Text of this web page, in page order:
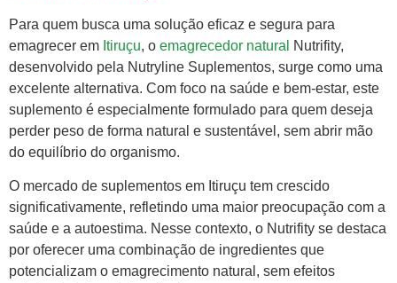
Para quem busca uma solução eficaz e segura para
emagrecer em Itiruçu, o emagrecedor natural
Nutrifity,
desenvolvido pela Nutryline Suplementos, surge como uma
excelente alternativa. Com foco na saúde e bem-estar, este
suplemento é especialmente formulado para quem deseja
perder peso de forma natural e sustentável, sem abrir mão
do equilíbrio do organismo.
O mercado de suplementos em Itiruçu tem crescido
significativamente, refletindo uma maior preocupação com a
saúde e a autoestima. Nesse contexto, o Nutrifity se destaca
por oferecer uma combinação de ingredientes que
potencializam o emagrecimento natural, sem efeitos